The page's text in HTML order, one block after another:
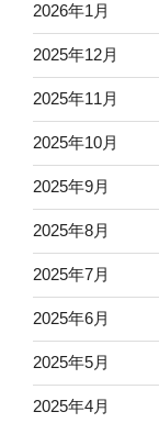
2026年1月
2025年12月
2025年11月
2025年10月
2025年9月
2025年8月
2025年7月
2025年6月
2025年5月
2025年4月